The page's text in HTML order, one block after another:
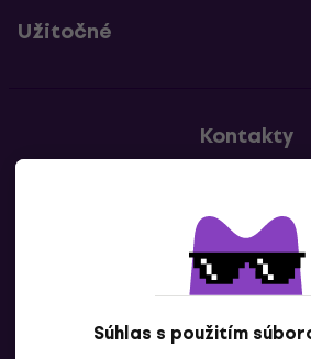
Súhlas s použitím
Užitočné
Kontakty